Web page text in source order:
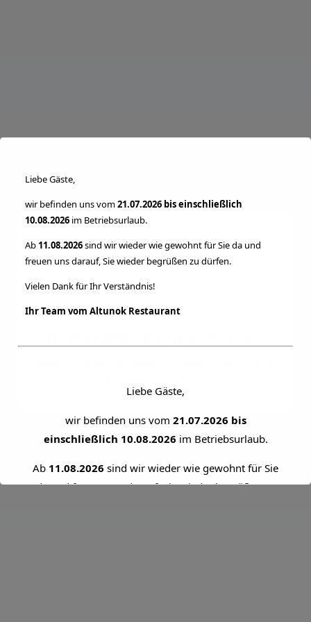
Liebe Gäste,
wir befinden uns vom21.07.2026 bis einschließlich
10.08.2026 im Betriebsurlaub.
Ab 11.08.2026sind wir wieder wie gewohnt für Sie da und
freuen uns darauf, Sie wieder begrüßen zu dürfen.
Vielen Dank für Ihr Verständnis!
Ihr Team vom Altunok Restaurant
Liebe Gäste,
wir befinden uns vom 21.07.2026 bis
einschließlich 10.08.2026 im Betriebsurlaub.
Ab 11.08.2026 sind wir wieder wie gewohnt für Sie
da und freuen uns darauf, Sie wieder begrüßen zu